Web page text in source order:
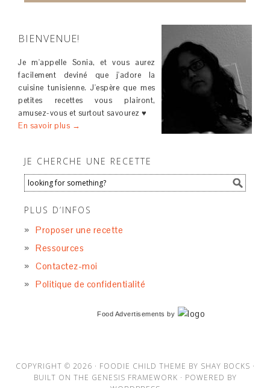
BIENVENUE!
Je m'appelle Sonia, et vous aurez
facilement deviné que j'adore la
cuisine tunisienne. J'espère que mes
petites recettes vous plairont,
amusez-vous et surtout savourez ♥
En savoir plus →
JE CHERCHE UNE RECETTE
PLUS D’INFOS
Proposer une recette
Ressources
Contactez-moi
Politique de confidentialité
Food Advertisements by
COPYRIGHT © 2026 · FOODIE CHILD THEME BY SHAY BOCKS ·
BUILT ON THE GENESIS FRAMEWORK · POWERED BY